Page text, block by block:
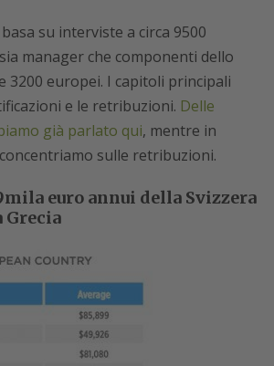
basa su interviste a circa 9500
manager che componenti dello
3200 europei. I capitoli principali
e le retribuzioni. Delle
già parlato qui, mentre in
sulle retribuzioni.
euro annui della Svizzera
Grecia